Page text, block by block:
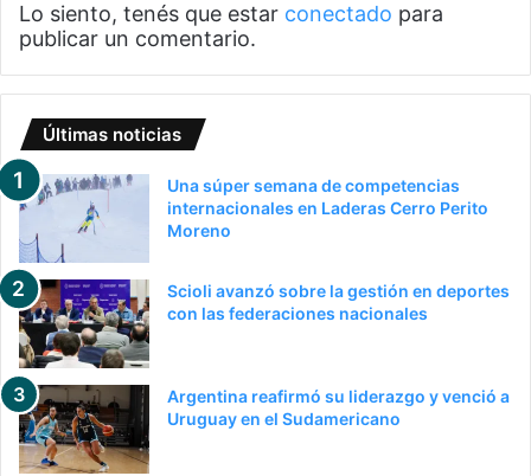
Lo siento, tenés que estar conectado para
publicar un comentario.
Últimas noticias
Una súper semana de competencias
internacionales en Laderas Cerro Perito
Moreno
Scioli avanzó sobre la gestión en deportes
con las federaciones nacionales
Argentina reafirmó su liderazgo y venció a
Uruguay en el Sudamericano